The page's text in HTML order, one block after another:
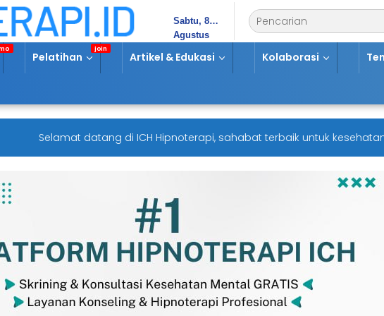
Sabtu, 8
Agustus
Pelatihan Artikel & Edukasi Kolaborasi
Selamat datang di ICH Hipnoterapi, sahabat terbaik untuk kesehatan